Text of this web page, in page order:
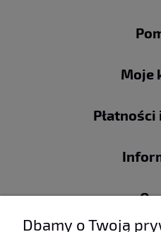
Moje
O
Dbamy o Twoją